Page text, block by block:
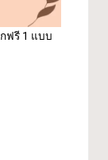
ฟรี 1 แบบ